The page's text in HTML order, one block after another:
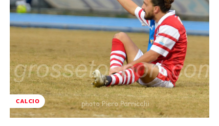
CALCIO